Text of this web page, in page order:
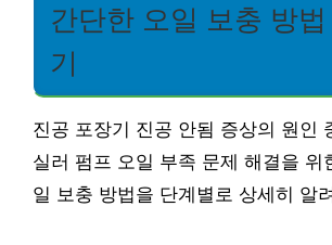
간단한 오일 보충 방법
기
진공 포장기 진공 안됨 증상의 원인
실러 펌프 오일 부족 문제 해결을 위
일 보충 방법을 단계별로 상세히 알